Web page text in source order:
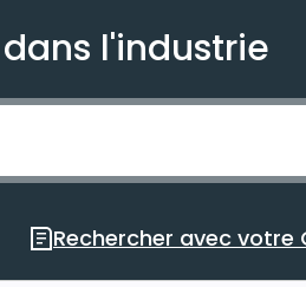
l'industrie
l’enregistrement. Vous
Rechercher avec votre